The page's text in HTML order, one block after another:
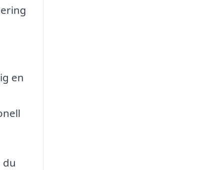
en